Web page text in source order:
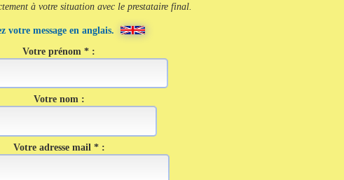
à votre situation avec le prestataire final.
votre message en anglais.
Votre prénom * :
Votre nom :
Votre adresse mail * :